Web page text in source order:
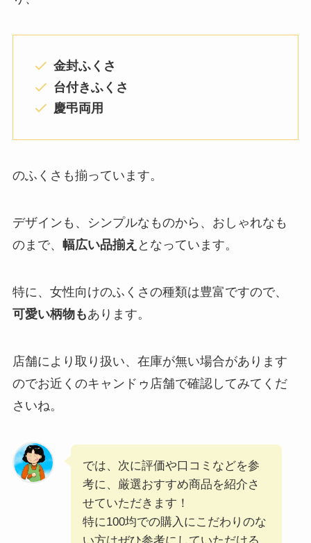
金封ふくさ
台付きふくさ
慶弔両用
のふくさも揃っています。
デザインも、シンプルなものから、おしゃれなも
のまで、 幅広い品揃え となっています。
特に、女性向けのふくさの種類は豊富ですので、
可愛い柄物もあります。
店舗により取り扱い、在庫が無い場合があります
のでお近くのキャンドゥ店舗で確認してみてくだ
さいね。
では、次に評価や口コミなどを参
考に、厳選おすすめ商品を紹介さ
せていただきます！
特に100均での購入にこだわりのな
い方はぜひ参考にしていただける